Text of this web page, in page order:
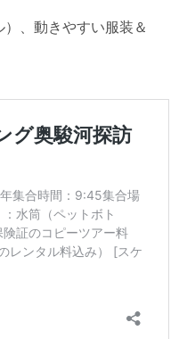
、動きやすい服装＆